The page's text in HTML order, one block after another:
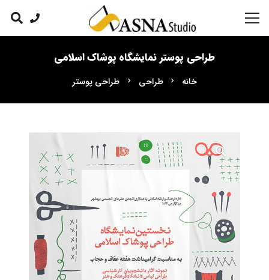
طراحی پوستر نمایشگاه پوشاک اسلامی
خانه chevron_right طراحی chevron_right طراحی پوستر